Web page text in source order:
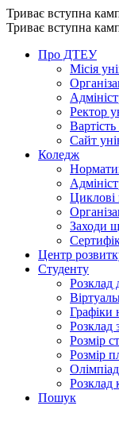
Триває вступна
Триває вступна
Про ДТЕУ
Місія
Ректор
Сайт
Коледж
Циклові
Заходи
Центр
Студенту
Розклад
Графіки
Розклад
Розмір
Розмір
Розклад
Пошук